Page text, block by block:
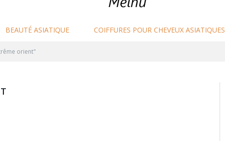
BEAUTÉ ASIATIQUE COIFFURES POUR CHEVEUX ASIATIQUES
orient"